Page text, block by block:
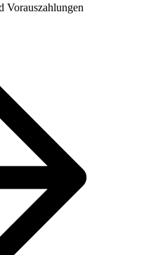
Vorauszahlungen